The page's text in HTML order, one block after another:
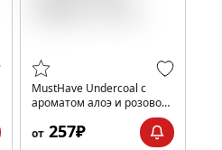
MustHave Undercoal с
ароматом алоэ и розовой
от 257₽